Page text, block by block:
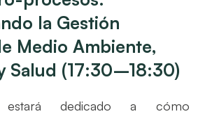
la Gestión
Medio Ambiente,
Salud (17:30–18:30)
dedicado a cómo